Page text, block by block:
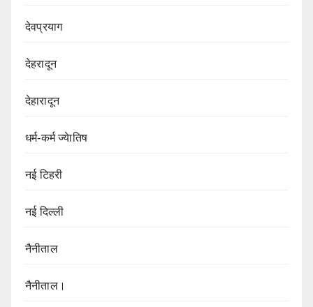
देवप्रयाग
देहरादून
देहारादून
धर्म-कर्म ज्येातिष
नई टिहरी
नई दिल्ली
नैनीताल
नैनीताल।